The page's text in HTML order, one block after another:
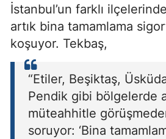
İstanbul’un farklı
artık bina tamamlama
koşuyor. Tekbaş,
“Etiler, Beşiktaş,
Pendik gibi bölgelerde
müteahhitle
soruyor: ‘Bina